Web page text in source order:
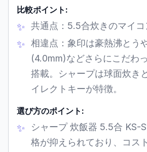
比較ポイント:
共通点：5.5合炊きのマイコ
相違点：象印は豪熱沸とう
(4.0mm)などさらにこだわ
搭載。シャープは球面炊き
イレクトキーが特徴。
選び方のポイント:
シャープ 炊飯器 5.5合 KS-
格が抑えられており、コス